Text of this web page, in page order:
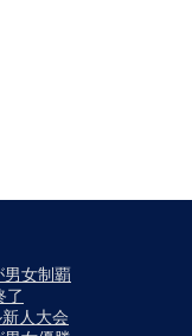
男女制覇
了
人大会